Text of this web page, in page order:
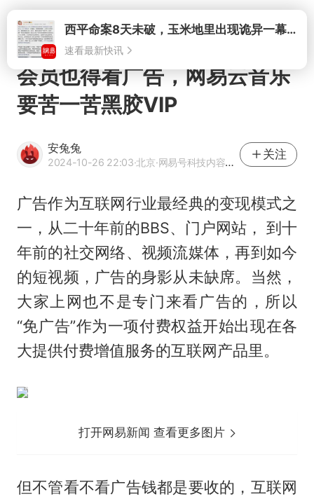
打开西平命案8天未破，玉米地里出现诡异一幕，我突然想起了欧金中
速看最新快讯
会员也得看广告，网易云音乐
要苦一苦黑胶VIP
安兔兔
2024-10-26 22:03·北京·网易号科技内容作者
关注
广告作为互联网行业最经典的变现模式之
一，从二十年前的BBS、门户网站， 到十
年前的社交网络、视频流媒体，再到如今
的短视频，广告的身影从未缺席。当然，
大家上网也不是专门来看广告的，所以
“免广告”作为一项付费权益开始出现在各
大提供付费增值服务的互联网产品里。
打开网易新闻 查看更多图片
但不管看不看广告钱都是要收的，互联网